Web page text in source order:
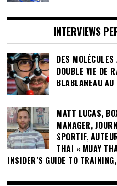
INTERVIEWS
DES
DOUBLE VIE DE
BLABLAREAU AU
MATT LUCAS,
MANAGER,
SPORTIF,
THAI « MUAY
INSIDER’S GUIDE TO